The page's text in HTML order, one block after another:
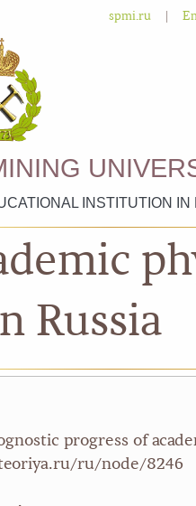
spmi.ru
INSTITUTION IN
Russia
progress of
ru/node/8246